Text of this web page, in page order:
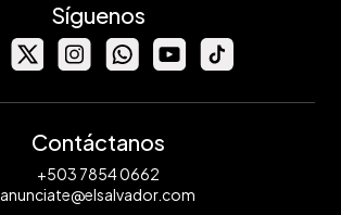
Síguenos
Contáctanos
+503 7854 0662
anunciate@elsalvador.com